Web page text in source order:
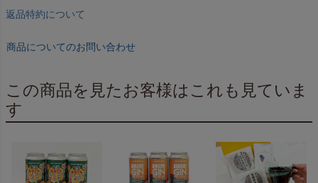
返品特約について
商品についてのお問い合わせ
この商品を見たお客様はこれも見ていま
す